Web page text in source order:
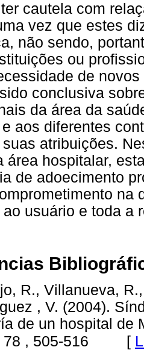
cautela com
vez que estes
não sendo,
ou
de
conclusiva
da área da
aos diferentes
atribuições.
área hospitalar,
de adoecimento
na
ao usuário e toda a
R., Villanueva,
, V. (2004).
de un hospital de
78 , 505-516 [